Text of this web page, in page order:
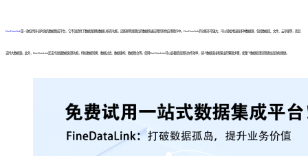
FineDataLink 是一款低代码/高时效的数据集成平台，它不仅提供了数据清理和数据分析的功能，还能够将清理后的数据快速应用到其他应用程序中。FineDataLink的功能非常强大，可以轻松地连接多种数据源，包括数据库、文件、云存储等，而且
支持大数据量。此外，FineDataLink还支持高级数据处理功能，例如数据转换、数据过滤、数据重构、数据集合等。使用FineDataLink可以显著提高团队协作效率，减少数据连接和输出的繁琐步骤，使整个数据处理流程更加高效和便捷。